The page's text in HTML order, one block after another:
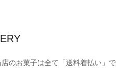
店のお菓子は全て「送料着払い」で